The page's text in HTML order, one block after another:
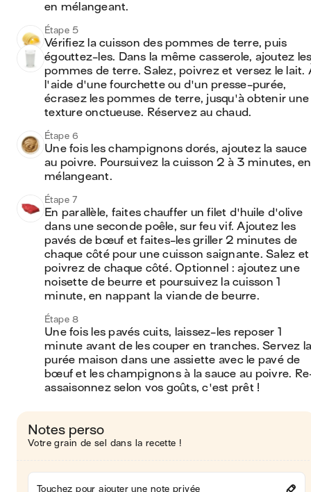
en mélangeant.
Étape 5
Vérifiez la cuisson des pommes de terre, puis
égouttez-les. Dans la même casserole, ajoutez
pommes de terre. Salez, poivrez et versez le lait.
l'aide d'une fourchette ou d'un presse-purée,
écrasez les pommes de terre, jusqu'à obtenir une
texture onctueuse. Réservez au chaud.
Étape 6
Une fois les champignons dorés, ajoutez la sauce
au poivre. Poursuivez la cuisson 2 à 3 minutes, en
mélangeant.
Étape 7
En parallèle, faites chauffer un filet d'huile d'olive
dans une seconde poêle, sur feu vif. Ajoutez les
pavés de bœuf et faites-les griller 2 minutes de
chaque côté pour une cuisson saignante. Salez et
poivrez de chaque côté. Optionnel : ajoutez une
noisette de beurre et poursuivez la cuisson 1
minute, en nappant la viande de beurre.
Étape 8
Une fois les pavés cuits, laissez-les reposer 1
minute avant de les couper en tranches. Servez
purée maison dans une assiette avec le pavé de
bœuf et les champignons à la sauce au poivre.
assaisonnez selon vos goûts, c'est prêt !
Notes perso
Votre grain de sel dans la recette !
Touchez pour ajouter une note privée